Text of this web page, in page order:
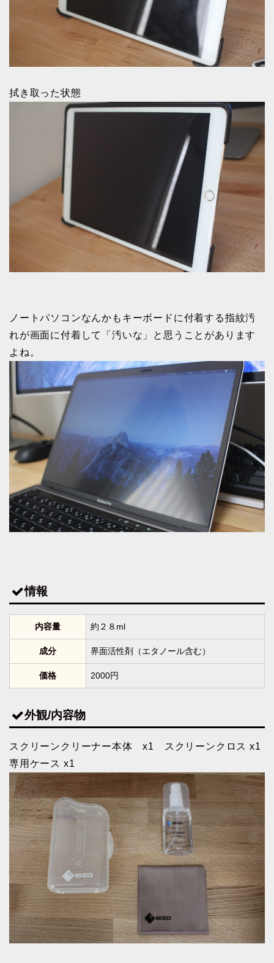
拭き取った状態
ノートパソコンなんかもキーボードに付着する指紋汚
れが画面に付着して「汚いな」と思うことがあります
よね。
情報
内容量 約２８ml
成分 界面活性剤（エタノール含む）
価格 2000円
外観/内容物
スクリーンクリーナー本体 x1 スクリーンクロス x1
専用ケース x1